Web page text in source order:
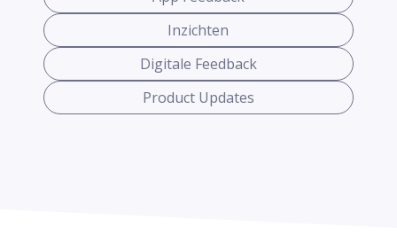
Inzichten
Digitale Feedback
Product Updates